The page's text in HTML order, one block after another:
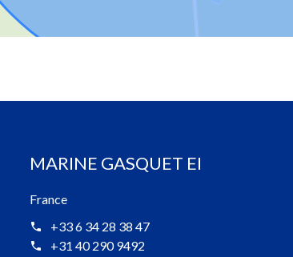
MARINE GASQUET EI
France
+33 6 34 28 38 47
+31 40 290 9492